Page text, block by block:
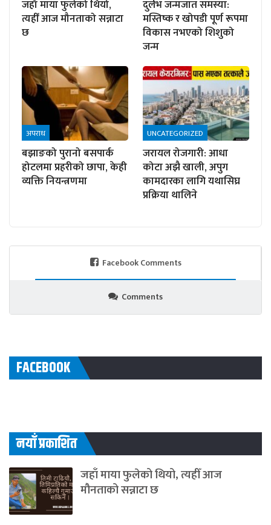
जहाँ माया फुलेको थियो,
त्यहीँ आज मौनताको सन्नाटा
छ
दुर्लभ जन्मजात समस्या:
मस्तिष्क र खोपडी पूर्ण रूपमा
विकास नभएको शिशुको
जन्म
अपराध
बझाङको पुरानो बसपार्क
होटलमा प्रहरीको छापा, केही
व्यक्ति नियन्त्रणमा
UNCATEGORIZED
जरायल रोजगारी: आधा
कोटा अझै खाली, अपुग
कामदारका लागि यथासिघ्र
प्रक्रिया थालिने
Facebook Comments
Comments
FACEBOOK
नयाँ प्रकाशित
जहाँ माया फुलेको थियो, त्यहीँ आज
मौनताको सन्नाटा छ